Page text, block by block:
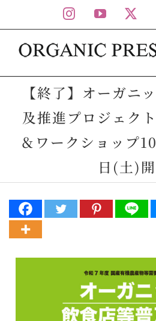
to
content
Instagram
YouTube
【終了】オーガニ
及推進プロジェク
＆ワークショップ
日(土)